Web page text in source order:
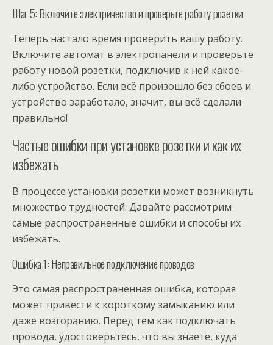
Шаг 5: Включите электричество и проверьте работу розетки
Теперь настало время проверить вашу работу.
Включите автомат в электропанели и проверьте
работу новой розетки, подключив к ней какое-
либо устройство. Если всё произошло без сбоев и
устройство заработало, значит, вы всё сделали
правильно!
Частые ошибки при установке розетки и как их
избежать
В процессе установки розетки может возникнуть
множество трудностей. Давайте рассмотрим
самые распространенные ошибки и способы их
избежать.
Ошибка 1: Неправильное подключение проводов
Это самая распространенная ошибка, которая
может привести к короткому замыканию или
даже возгоранию. Перед тем как подключать
провода, удостоверьтесь, что вы знаете, куда